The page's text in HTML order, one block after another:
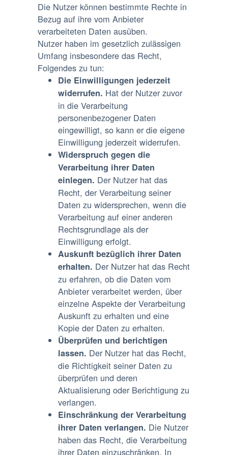
Die Nutzer können bestimmte Rechte in
Bezug auf ihre vom Anbieter
verarbeiteten Daten ausüben.
Nutzer haben im gesetzlich zulässigen
Umfang insbesondere das Recht,
Folgendes zu tun:
Die Einwilligungen jederzeit
widerrufen. Hat der Nutzer zuvor
in die Verarbeitung
personenbezogener Daten
eingewilligt, so kann er die eigene
Einwilligung jederzeit widerrufen.
Widerspruch gegen die
Verarbeitung ihrer Daten
einlegen. Der Nutzer hat das
Recht, der Verarbeitung seiner
Daten zu widersprechen, wenn die
Verarbeitung auf einer anderen
Rechtsgrundlage als der
Einwilligung erfolgt.
Auskunft bezüglich ihrer Daten
erhalten. Der Nutzer hat das Recht
zu erfahren, ob die Daten vom
Anbieter verarbeitet werden, über
einzelne Aspekte der Verarbeitung
Auskunft zu erhalten und eine
Kopie der Daten zu erhalten.
Überprüfen und berichtigen
lassen. Der Nutzer hat das Recht,
die Richtigkeit seiner Daten zu
überprüfen und deren
Aktualisierung oder Berichtigung zu
verlangen.
Einschränkung der Verarbeitung
ihrer Daten verlangen. Die Nutzer
haben das Recht, die Verarbeitung
ihrer Daten einzuschränken. In